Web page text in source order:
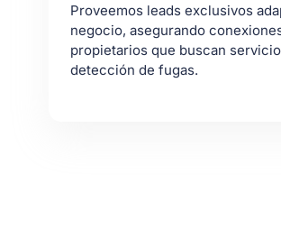
Proveemos leads exclusivos
negocio, asegurando
propietarios que buscan
detección de fugas.